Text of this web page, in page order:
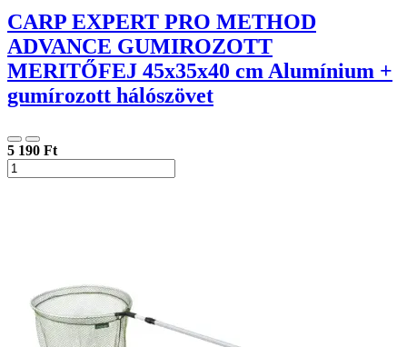
CARP EXPERT PRO METHOD
ADVANCE GUMIROZOTT
MERITŐFEJ 45x35x40 cm Alumínium +
gumírozott hálószövet
5 190 Ft